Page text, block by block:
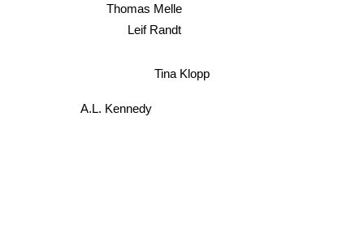
Tina Klopp
Leif Randt
Thomas Melle
A.L. Kennedy